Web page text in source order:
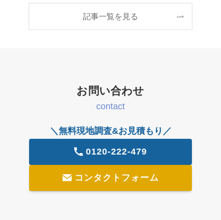
記事一覧を見る
お問い合わせ
contact
＼無料現地調査&お見積もり／
0120-222-479
コンタクトフォーム